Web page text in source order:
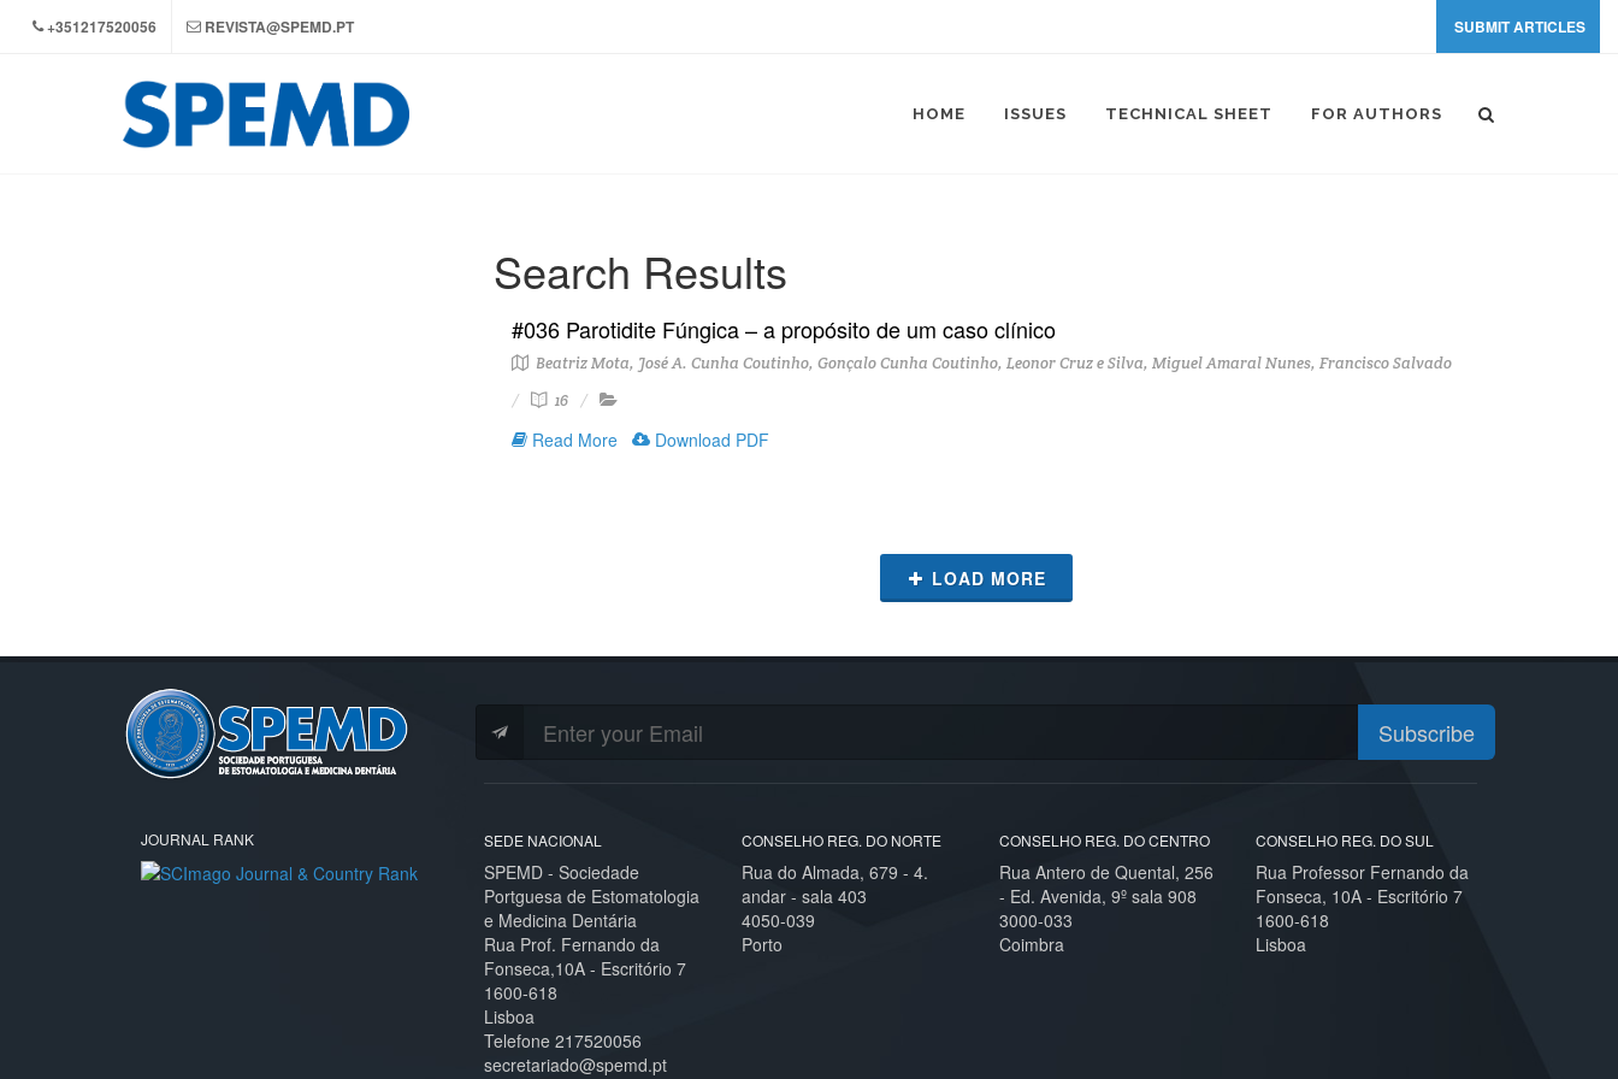
+351217520056 REVISTA@SPEMD.PT SUBMIT ARTICLES
HOME ISSUES TECHNICAL SHEET FOR AUTHORS
Search Results
#036 Parotidite Fúngica – a propósito de um caso clínico
Beatriz Mota, José A. Cunha Coutinho, Gonçalo Cunha Coutinho, Leonor Cruz e Silva, Miguel Amaral Nunes, Francisco Salvado
16
Read More Download PDF
LOAD MORE
Subscribe
JOURNAL RANK SEDE NACIONAL
SPEMD - Sociedade
Portguesa de Estomatologia
e Medicina Dentária
Rua Prof. Fernando da
Fonseca,10A - Escritório 7
1600-618
Lisboa
Telefone 217520056
secretariado@spemd.pt
CONSELHO REG. DO NORTE
Rua do Almada, 679 - 4.
andar - sala 403
4050-039
Porto
CONSELHO REG. DO CENTRO
Rua Antero de Quental, 256
- Ed. Avenida, 9º sala 908
3000-033
Coimbra
CONSELHO REG. DO SUL
Rua Professor Fernando da
Fonseca, 10A - Escritório 7
1600-618
Lisboa